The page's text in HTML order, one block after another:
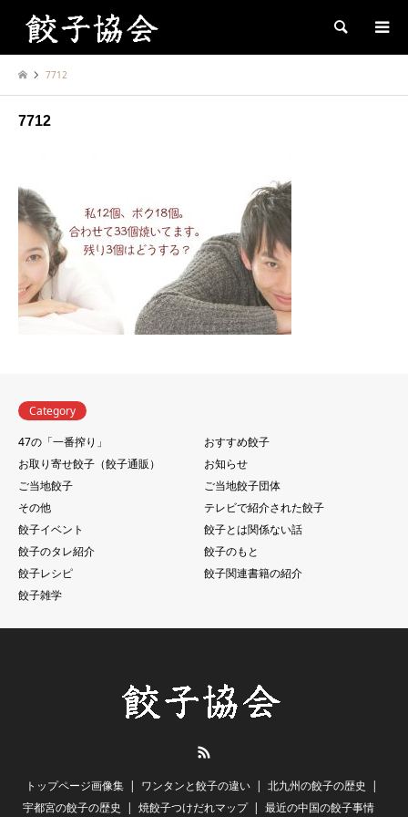
Search
7712
7712
Category
47の「一番搾り」
おすすめ餃子
お取り寄せ餃子（餃子通販）
お知らせ
ご当地餃子
ご当地餃子団体
その他
テレビで紹介された餃子
餃子イベント
餃子とは関係ない話
餃子のタレ紹介
餃子のもと
餃子レシピ
餃子関連書籍の紹介
餃子雑学
トップページ画像集 ワンタンと餃子の違い
北九州の餃子の歴史
宇都宮の餃子の歴史
焼餃子つけだれマップ 最近の中国の餃子事情